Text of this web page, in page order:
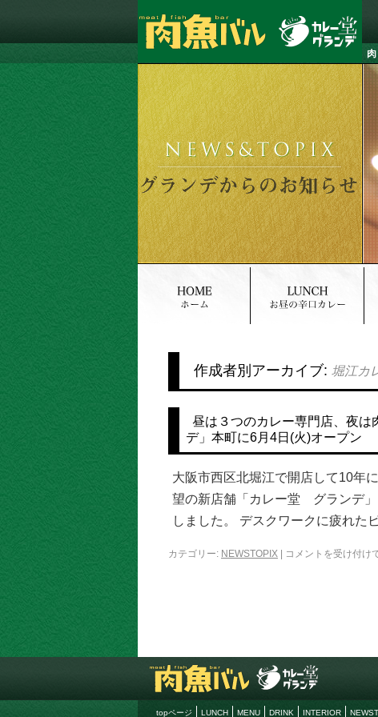
作成者別アーカイブ: 堀江カ
昼は３つのカレー専門店、夜
デ」本町に6月4日(火)オープン
大阪市西区北堀江で開店して10年
望の新店舗「カレー堂 グランデ」
しました。 デスクワークに疲れた
カテゴリー: NEWSTOPIX コメントを受け付け
topページ LUNCH MENU DRINK INTERIOR